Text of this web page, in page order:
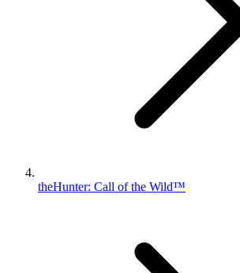
theHunter: Call of the Wild™